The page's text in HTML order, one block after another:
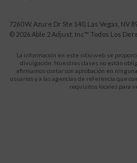
7260 W. Azure Dr Ste 140, Las Vegas, NV
© 2026 Able 2 Adjust, Inc™ Todos Los
La información en este sitio web se
divulgación. Nuestras clases no están
afirmamos contar con aprobación en
usuarios y a las agencias de referencia que
requisitos locales para